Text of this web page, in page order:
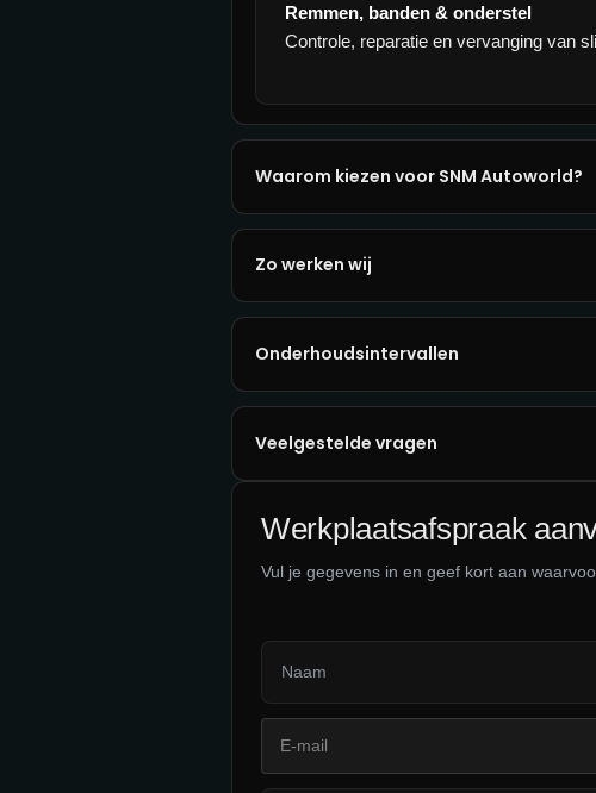
Remmen, banden & onderstel
Controle, reparatie en vervanging van
Waarom kiezen voor SNM Autoworld?
Zo werken wij
Onderhoudsintervallen
Veelgestelde vragen
Werkplaatsafspraak
Vul je gegevens in en geef kort aan